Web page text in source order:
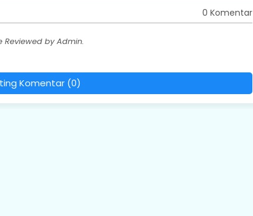
0 Komentar
Reviewed by Admin.
Komentar (0)